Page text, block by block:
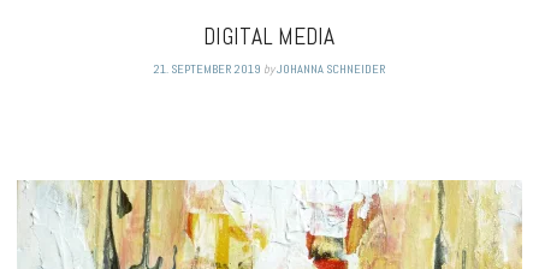
DIGITAL MEDIA
21. SEPTEMBER 2019 byJOHANNA SCHNEIDER